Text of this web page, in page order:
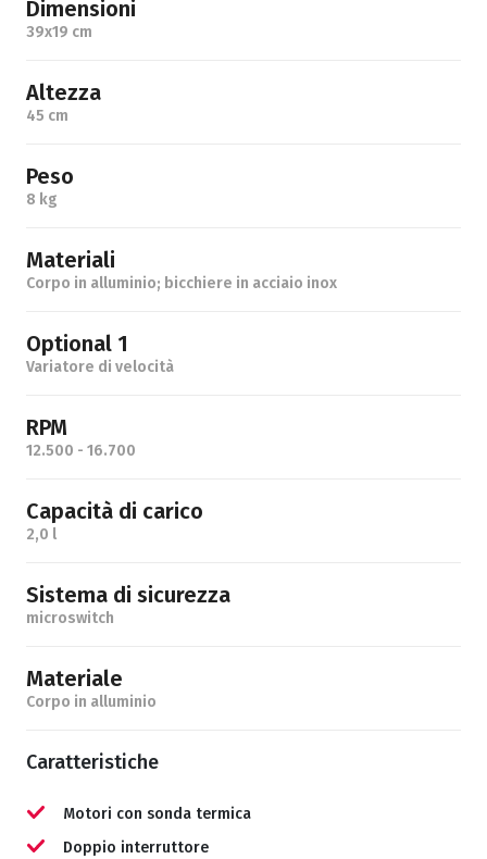
Dimensioni
39x19 cm
Altezza
45 cm
Peso
8 kg
Materiali
Corpo in alluminio; bicchiere in acciaio inox
Optional 1
Variatore di velocità
RPM
12.500 - 16.700
Capacità di carico
2,0 l
Sistema di sicurezza
microswitch
Materiale
Corpo in alluminio
Caratteristiche
Motori con sonda termica
Doppio interruttore